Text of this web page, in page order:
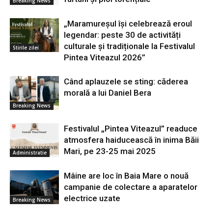
Stirile zilei
„Maramureșul își celebrează eroul
legendar: peste 30 de activități
culturale și tradiționale la Festivalul
Pintea Viteazul 2026”
Breaking News
Când aplauzele se sting: căderea
morală a lui Daniel Bera
Administratie
Festivalul „Pintea Viteazul” readuce
atmosfera haiducească în inima Băii
Mari, pe 23-25 mai 2025
Breaking News
Mâine are loc în Baia Mare o nouă
campanie de colectare a aparatelor
electrice uzate